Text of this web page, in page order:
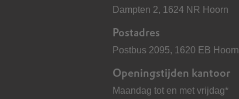
Dampten 2, 1624 NR Hoorn
Postadres
Postbus 2095, 1620 EB Hoorn
Openingstijden kantoor
Maandag tot en met vrijdag*